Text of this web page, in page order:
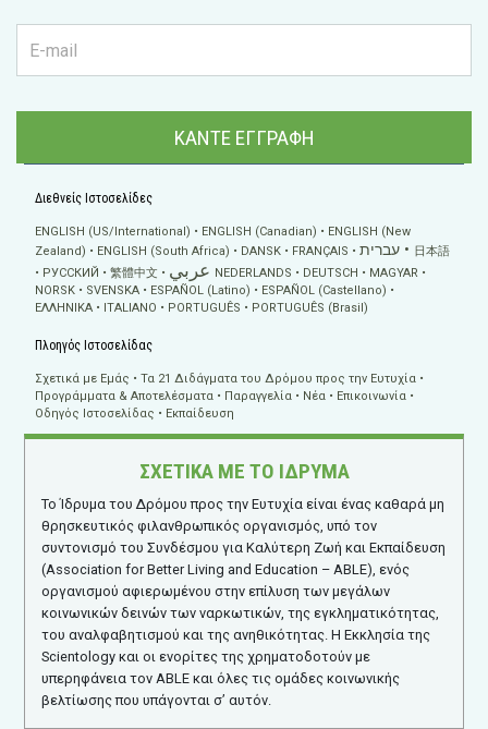
ΚΑΝΤΕ ΕΓΓΡΑΦΗ
Διεθνείς Ιστοσελίδες
ENGLISH (US/International) ENGLISH (Canadian)
ENGLISH (New
Zealand)
ENGLISH (South Africa) DANSK FRANÇAIS עברית
日本語
РУССКИЙ
繁體中文 عربي NEDERLANDS DEUTSCH
MAGYAR
NORSK
SVENSKA ESPAÑOL (Latino)
ESPAÑOL (Castellano)
ΕΛΛΗΝΙΚA
ITALIANO PORTUGUÊS PORTUGUÊS (Brasil)
Πλοηγός Ιστοσελίδας
Σχετικά με Εμάς
Τα 21 Διδάγματα του Δρόμου προς την Ευτυχία
Προγράμματα & Αποτελέσματα
Παραγγελία Νέα
Επικοινωνία
Οδηγός Ιστοσελίδας
Εκπαίδευση
ΣΧΕΤΙΚΑ ΜΕ ΤΟ ΙΔΡΥΜΑ
Το Ίδρυμα του Δρόμου προς την Ευτυχία είναι ένας καθαρά μη
θρησκευτικός φιλανθρωπικός οργανισμός, υπό τον
συντονισμό του Συνδέσμου για Καλύτερη Ζωή και Εκπαίδευση
(Association for Better Living and Education – ABLE), ενός
οργανισμού αφιερωμένου στην επίλυση των μεγάλων
κοινωνικών δεινών των ναρκωτικών, της εγκληματικότητας,
του αναλφαβητισμού και της ανηθικότητας. Η Εκκλησία της
Scientology και οι ενορίτες της χρηματοδοτούν με
υπερηφάνεια τον ABLE και όλες τις ομάδες κοινωνικής
βελτίωσης που υπάγονται σ’ αυτόν.